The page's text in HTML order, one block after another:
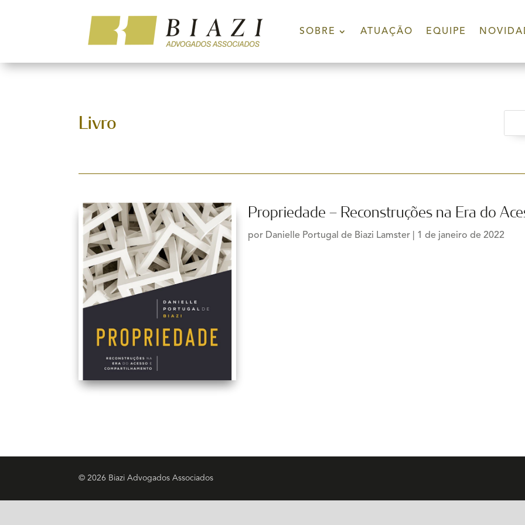
SOBRE ATUAÇÃO EQUIPE
Livro
Propriedade – Reconstruções na Era do
por Danielle Portugal de Biazi Lamster 1 de janeiro de 2022
© 2026 Biazi Advogados Associados